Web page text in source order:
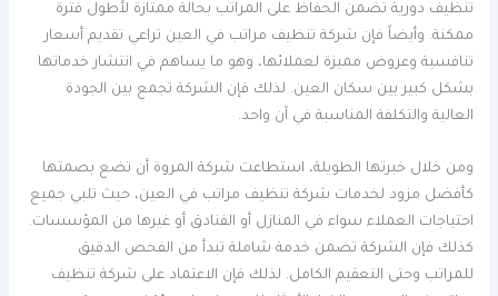
تنظيف دورية تضمن الحفاظ على المراتب بحالة ممتازة لأطول فترة
ممكنة. وأيضاً فإن شركة تنظيف مراتب في العين تراعي تقديم أسعار
تنافسية وعروض مميزة لعملائها، وهو ما يساهم في انتشار خدماتها
بشكل كبير بين سكان العين. لذلك فإن الشركة تجمع بين الجودة
العالية والتكلفة المناسبة في آن واحد.
ومن خلال خبرتها الطويلة، استطاعت شركة المروة أن تضع بصمتها
كأفضل مزود لخدمات شركة تنظيف مراتب في العين، حيث تلبي جميع
احتياجات العملاء سواء في المنازل أو الفنادق أو غيرها من المؤسسات.
كذلك فإن الشركة تضمن خدمة شاملة تبدأ من الفحص الدقيق
للمراتب وحتى التعقيم الكامل. لذلك فإن الاعتماد على شركة تنظيف